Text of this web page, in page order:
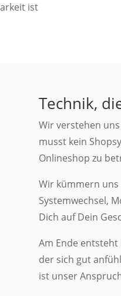
ist
Technik,
Wir verstehen
musst kein
Onlineshop zu
Wir kümmern
Systemwechsel,
Dich auf Dein
Am Ende
der sich gut
ist unser